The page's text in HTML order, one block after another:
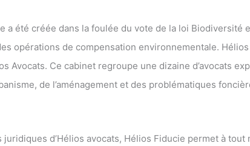
a été créée dans la foulée du vote de la loi Biodiversité
opérations de compensation environnementale.
Avocats. Ce cabinet regroupe une dizaine d’avocats
de l’aménagement et des problématiques
juridiques d’Hélios avocats, Hélios Fiducie permet à tout